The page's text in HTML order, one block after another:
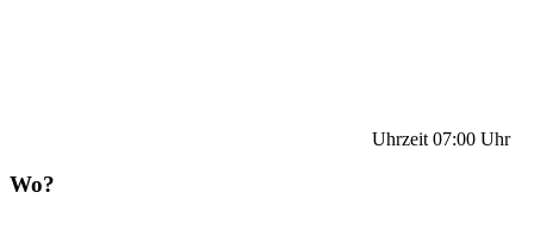
Uhrzeit 07:00 Uhr
Wo?